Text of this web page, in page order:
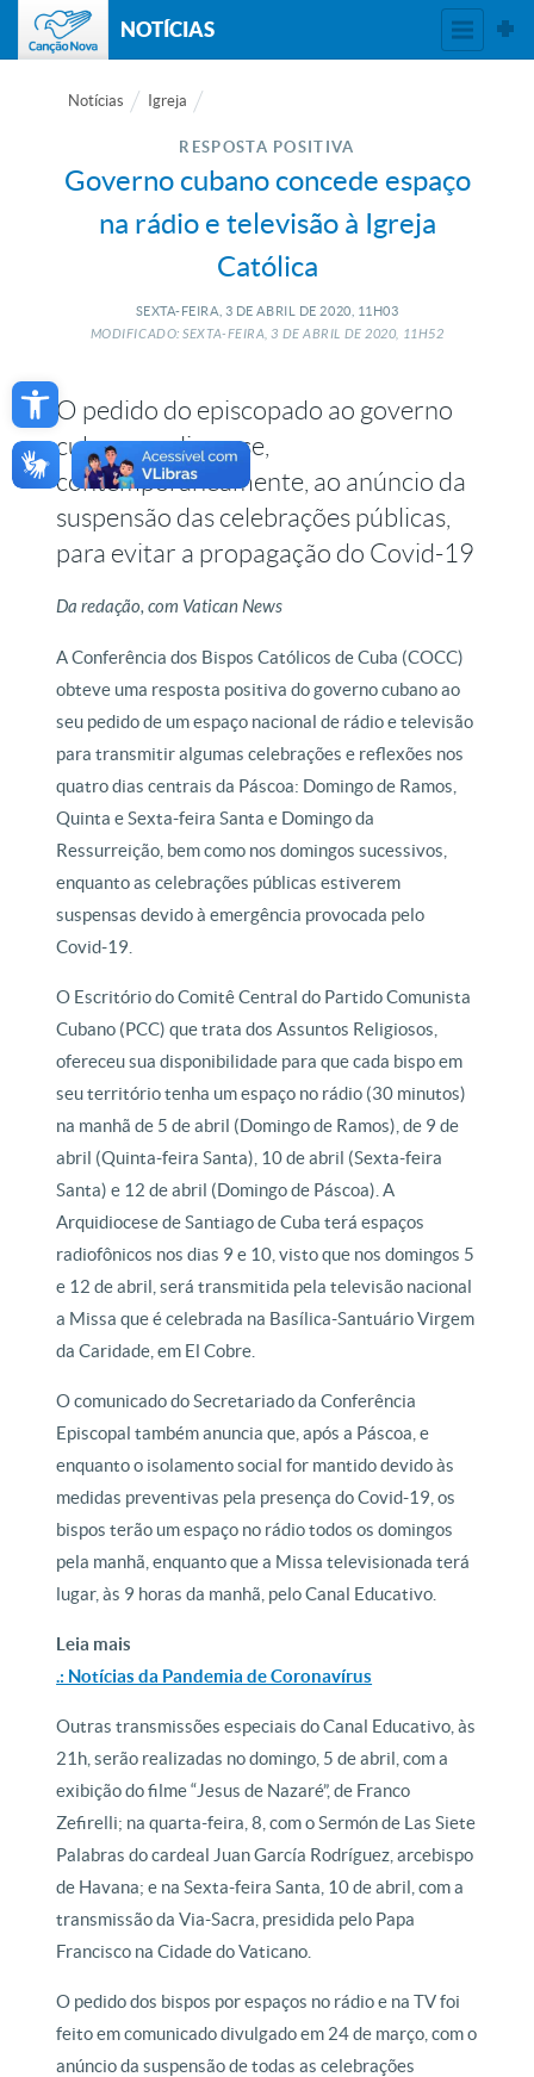
Open toolbar
NOTÍCIAS
Notícias Igreja
RESPOSTA POSITIVA
Governo cubano concede espaço
na rádio e televisão à Igreja
Católica
SEXTA-FEIRA, 3 DE ABRIL DE 2020, 11H03
MODIFICADO: SEXTA-FEIRA, 3 DEABRIL DE2020, 11H52
O pedido do episcopado ao governo
cubano realizou-se,
contemporaneamente, ao anúncio da
suspensão das celebrações públicas,
para evitar a propagação do Covid-19
Da redação, com Vatican News
A Conferência dos Bispos Católicos de Cuba (COCC)
obteve uma resposta positiva do governo cubano ao
seu pedido de um espaço nacional de rádio e televisão
para transmitir algumas celebrações e reflexões nos
quatro dias centrais da Páscoa: Domingo de Ramos,
Quinta e Sexta-feira Santa e Domingo da
Ressurreição, bem como nos domingos sucessivos,
enquanto as celebrações públicas estiverem
suspensas devido à emergência provocada pelo
Covid-19.
O Escritório do Comitê Central do Partido Comunista
Cubano (PCC) que trata dos Assuntos Religiosos,
ofereceu sua disponibilidade para que cada bispo em
seu território tenha um espaço no rádio (30 minutos)
na manhã de 5 de abril (Domingo de Ramos), de 9 de
abril (Quinta-feira Santa), 10 de abril (Sexta-feira
Santa) e 12 de abril (Domingo de Páscoa). A
Arquidiocese de Santiago de Cuba terá espaços
radiofônicos nos dias 9 e 10, visto que nos domingos 5
e 12 de abril, será transmitida pela televisão nacional
a Missa que é celebrada na Basílica-Santuário Virgem
da Caridade, em El Cobre.
O comunicado do Secretariado da Conferência
Episcopal também anuncia que, após a Páscoa, e
enquanto o isolamento social for mantido devido às
medidas preventivas pela presença do Covid-19, os
bispos terão um espaço no rádio todos os domingos
pela manhã, enquanto que a Missa televisionada terá
lugar, às 9 horas da manhã, pelo Canal Educativo.
Leia mais
.: Notícias da Pandemia de Coronavírus
Outras transmissões especiais do Canal Educativo, às
21h, serão realizadas no domingo, 5 de abril, com a
exibição do filme “Jesus de Nazaré”, de Franco
Zefirelli; na quarta-feira, 8, com o Sermón de Las Siete
Palabras do cardeal Juan García Rodríguez, arcebispo
de Havana; e na Sexta-feira Santa, 10 de abril, com a
transmissão da Via-Sacra, presidida pelo Papa
Francisco na Cidade do Vaticano.
O pedido dos bispos por espaços no rádio e na TV foi
feito em comunicado divulgado em 24 de março, com o
anúncio da suspensão de todas as celebrações